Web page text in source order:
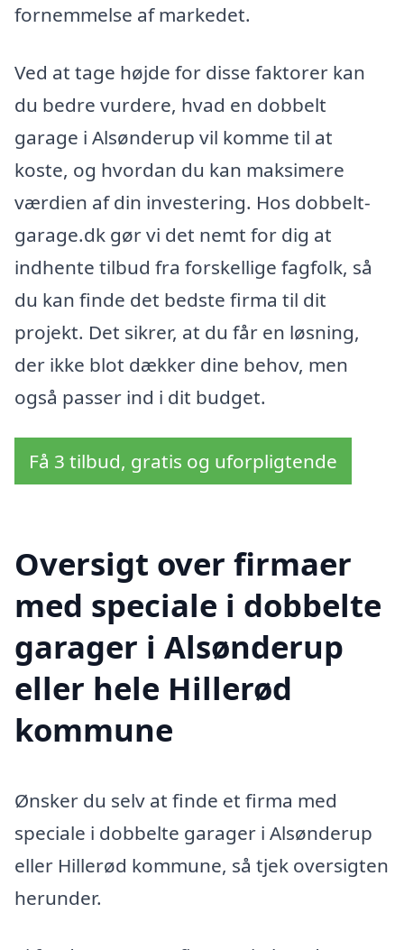
fornemmelse af markedet.
Ved at tage højde for disse faktorer kan
du bedre vurdere, hvad en dobbelt
garage i Alsønderup vil komme til at
koste, og hvordan du kan maksimere
værdien af din investering. Hos dobbelt-
garage.dk gør vi det nemt for dig at
indhente tilbud fra forskellige fagfolk, så
du kan finde det bedste firma til dit
projekt. Det sikrer, at du får en løsning,
der ikke blot dækker dine behov, men
også passer ind i dit budget.
Få 3 tilbud, gratis og uforpligtende
Oversigt over firmaer
med speciale i dobbelte
garager i Alsønderup
eller hele Hillerød
kommune
Ønsker du selv at finde et firma med
speciale i dobbelte garager i Alsønderup
eller Hillerød kommune, så tjek oversigten
herunder.